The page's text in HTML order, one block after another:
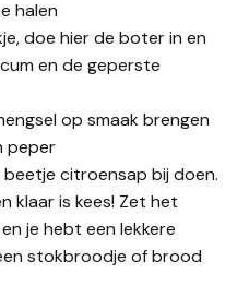
halen
doe hier de boter in en
en de geperste
op smaak brengen
peper
citroensap bij doen.
klaar is kees! Zet het
je hebt een lekkere
stokbroodje of brood